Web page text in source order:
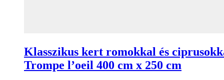
Klasszikus kert romokkal és
Trompe l’oeil 400 cm x 250 cm